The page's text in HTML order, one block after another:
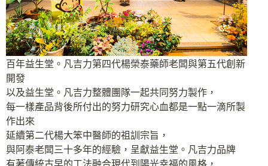
百年益生堂。凡吉力第四代楊榮泰藥師老闆與第五代創新
開發
以及益生堂。凡吉力整體團隊一起共同努力製作，
每一樣產品背後所付出的努力研究心血都是一點一滴所製
作出來
延續第二代楊大笨中醫師的祖訓宗旨，
與阿泰老闆三十多年的經驗，呈獻益生堂。凡吉力品牌
有著傳統古早的工法融合現代到陽光幸福的風格，